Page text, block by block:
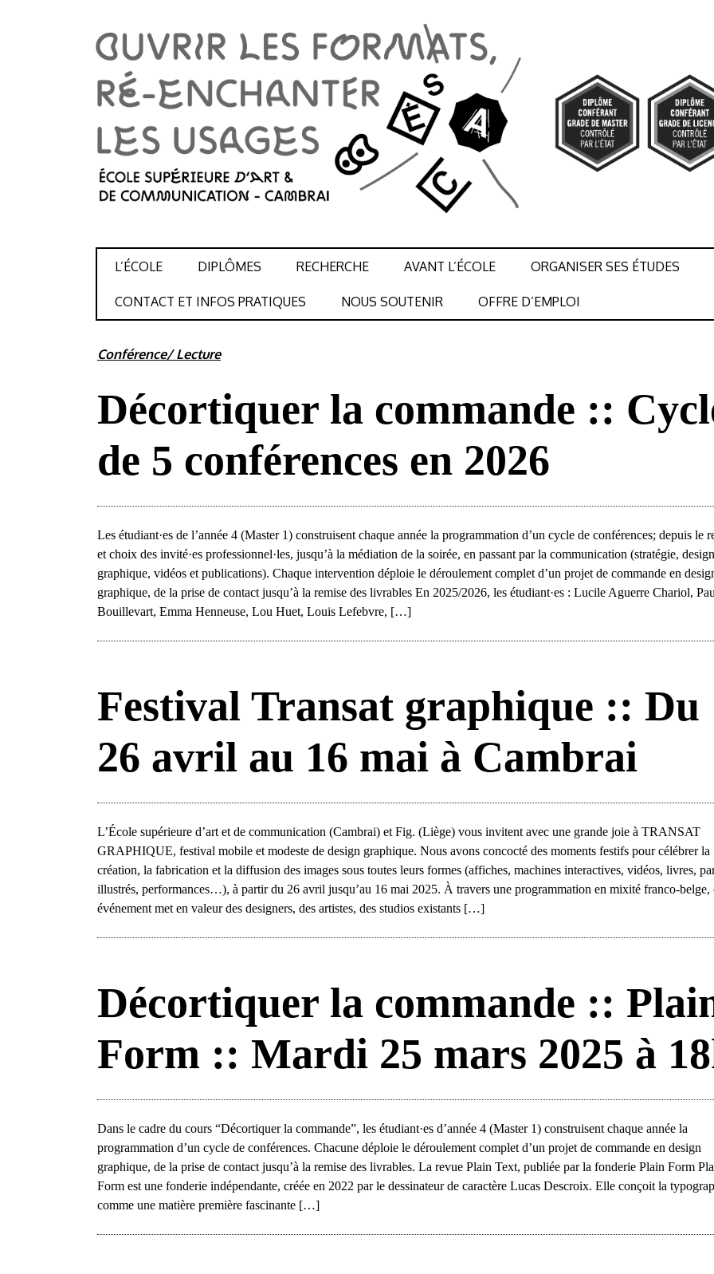
SKIP TO CONTENT
L’ÉCOLE DIPLÔMES RECHERCHE AVANT L’ÉCOLE ORGANISER SES ÉTUDES
CONTACT ET INFOS PRATIQUES NOUS SOUTENIR OFFRE D’EMPLOI
Conférence/ Lecture
Décortiquer la commande ::
de 5 conférences en 2026
Les étudiant·es de l’année 4 (Master 1) construisent chaque année la programmation d’un cycle de conférences; depuis le
et choix des invité·es professionnel·les, jusqu’à la médiation de la soirée, en passant par la communication (stratégie, design
graphique, vidéos et publications). Chaque intervention déploie le déroulement complet d’un projet de commande en
graphique, de la prise de contact jusqu’à la remise des livrables En 2025/2026, les étudiant·es : Lucile Aguerre Chariol,
Bouillevart, Emma Henneuse, Lou Huet, Louis Lefebvre, […]
Festival Transat graphique :: Du
26 avril au 16 mai à Cambrai
L’École supérieure d’art et de communication (Cambrai) et Fig. (Liège) vous invitent avec une grande joie à TRANSAT
GRAPHIQUE, festival mobile et modeste de design graphique. Nous avons concocté des moments festifs pour célébrer la
création, la fabrication et la diffusion des images sous toutes leurs formes (affiches, machines interactives, vidéos, livres,
illustrés, performances…), à partir du 26 avril jusqu’au 16 mai 2025. À travers une programmation en mixité franco-belge,
événement met en valeur des designers, des artistes, des studios existants […]
Décortiquer la commande ::
Form :: Mardi 25 mars 2025 à
Dans le cadre du cours “Décortiquer la commande”, les étudiant·es d’année 4 (Master 1) construisent chaque année la
programmation d’un cycle de conférences. Chacune déploie le déroulement complet d’un projet de commande en design
graphique, de la prise de contact jusqu’à la remise des livrables. La revue Plain Text, publiée par la fonderie Plain Form
Form est une fonderie indépendante, créée en 2022 par le dessinateur de caractère Lucas Descroix. Elle conçoit la
comme une matière première fascinante […]